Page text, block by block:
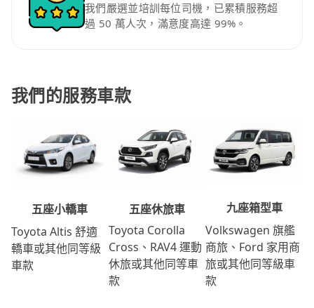
我們嚴選並培訓每位司機，已累積服務超
過 50 萬人次，滿意度高達 99%。
我們的服務車款
五座小轎車
Toyota Altis 舒適
轎車或其他同等級
車款
五座休旅車
Toyota Corolla
Cross、RAV4 運動
休旅或其他同等車
款
九座箱型車
Volkswagen 旗艦
商旅、Ford 家用商
旅或其他同等級車
款